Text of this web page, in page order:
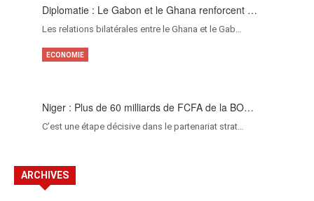
Diplomatie : Le Gabon et le Ghana renforcent …
Les relations bilatérales entre le Ghana et le Gab…
Niger : Plus de 60 milliards de FCFA de la BO…
C’est une étape décisive dans le partenariat strat…
ECONOMIE
ARCHIVES